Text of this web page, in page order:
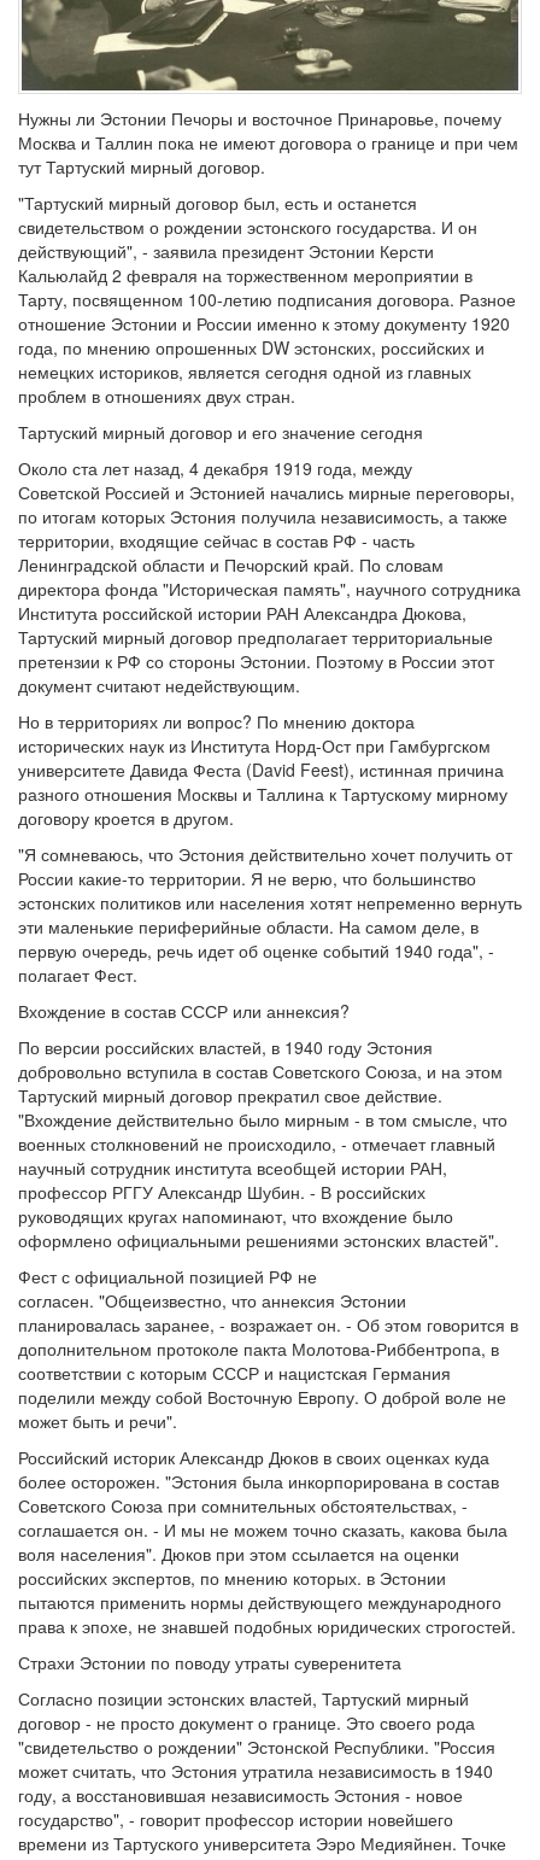
Нужны ли Эстонии Печоры и восточное Принаровье, почему
Москва и Таллин пока не имеют договора о границе и при чем
тут Тартуский мирный договор.
"Тартуский мирный договор был, есть и останется
свидетельством о рождении эстонского государства. И он
действующий", - заявила президент Эстонии Керсти
Кальюлайд 2 февраля на торжественном мероприятии в
Тарту, посвященном 100-летию подписания договора. Разное
отношение Эстонии и России именно к этому документу 1920
года, по мнению опрошенных DW эстонских, российских и
немецких историков, является сегодня одной из главных
проблем в отношениях двух стран.
Тартуский мирный договор и его значение сегодня
Около ста лет назад, 4 декабря 1919 года, между
Советской Россией и Эстонией начались мирные переговоры,
по итогам которых Эстония получила независимость, а также
территории, входящие сейчас в состав РФ - часть
Ленинградской области и Печорский край. По словам
директора фонда "Историческая память", научного сотрудника
Института российской истории РАН Александра Дюкова,
Тартуский мирный договор предполагает территориальные
претензии к РФ со стороны Эстонии. Поэтому в России этот
документ считают недействующим.
Но в территориях ли вопрос? По мнению доктора
исторических наук из Института Норд-Ост при Гамбургском
университете Давида Феста (David Feest), истинная причина
разного отношения Москвы и Таллина к Тартускому мирному
договору кроется в другом.
"Я сомневаюсь, что Эстония действительно хочет получить от
России какие-то территории. Я не верю, что большинство
эстонских политиков или населения хотят непременно вернуть
эти маленькие периферийные области. На самом деле, в
первую очередь, речь идет об оценке событий 1940 года", -
полагает Фест.
Вхождение в состав СССР или аннексия?
По версии российских властей, в 1940 году Эстония
добровольно вступила в состав Советского Союза, и на этом
Тартуский мирный договор прекратил свое действие.
"Вхождение действительно было мирным - в том смысле, что
военных столкновений не происходило, - отмечает главный
научный сотрудник института всеобщей истории РАН,
профессор РГГУ Александр Шубин. - В российских
руководящих кругах напоминают, что вхождение было
оформлено официальными решениями эстонских властей".
Фест с официальной позицией РФ не
согласен. "Общеизвестно, что аннексия Эстонии
планировалась заранее, - возражает он. - Об этом говорится в
дополнительном протоколе пакта Молотова-Риббентропа, в
соответствии с которым СССР и нацистская Германия
поделили между собой Восточную Европу. О доброй воле не
может быть и речи".
Российский историк Александр Дюков в своих оценках куда
более осторожен. "Эстония была инкорпорирована в состав
Советского Союза при сомнительных обстоятельствах, -
соглашается он. - И мы не можем точно сказать, какова была
воля населения". Дюков при этом ссылается на оценки
российских экспертов, по мнению которых. в Эстонии
пытаются применить нормы действующего международного
права к эпохе, не знавшей подобных юридических строгостей.
Страхи Эстонии по поводу утраты суверенитета
Согласно позиции эстонских властей, Тартуский мирный
договор - не просто документ о границе. Это своего рода
"свидетельство о рождении" Эстонской Республики. "Россия
может считать, что Эстония утратила независимость в 1940
году, а восстановившая независимость Эстония - новое
государство", - говорит профессор истории новейшего
времени из Тартуского университета Ээро Медияйнен. Точке